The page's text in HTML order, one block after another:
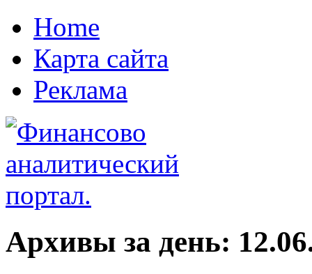
Home
Карта сайта
Реклама
Архивы за день: